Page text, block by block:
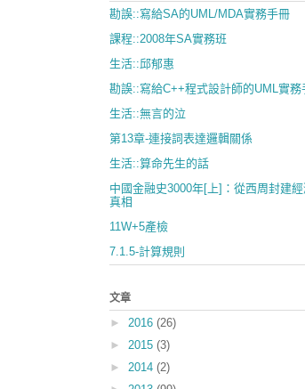
勘誤::寫給SA的UML/MDA實務手冊
課程::2008年SA實務班
生活::邱郁惠
勘誤::寫給C++程式設計師的UML實務
生活::無言的泣
第13章-連接詞表達邏輯關係
生活::算命先生的話
中國金融史3000年[上]：從西周封建
真相
11W+5產檢
7.1.5-計算規則
文章
► 2016 (26)
► 2015 (3)
► 2014 (2)